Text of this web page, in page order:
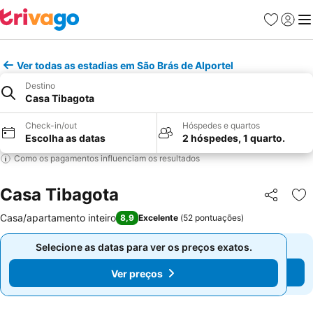
Favoritos
Iniciar
Ver todas as estadias em São Brás de Alportel
Destino
Casa Tibagota
Check-in/out
Escolha as datas
Hóspedes e quartos
2 hóspedes, 1 quarto.
Como os pagamentos influenciam os resultados
Casa Tibagota Partilhar
Casa/apartamento inteiro 8,9 Excelente (52 pontuações)
Selecione as datas para ver os preços exatos.
Ver preços
Selecione as datas para ver os preços exatos.
Ver preços